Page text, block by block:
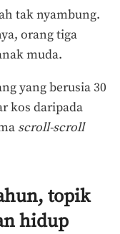
tak nyambung.
orang tiga
muda.
yang berusia 30
kos daripada
scroll-scroll
topik
hidup